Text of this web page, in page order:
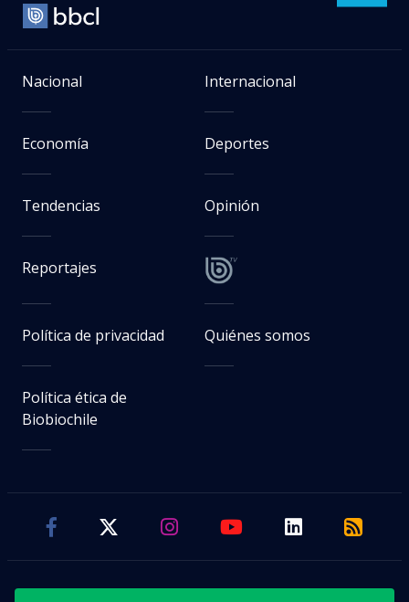
Nacional Internacional
Economía Deportes
Tendencias Opinión
Reportajes
Política de privacidad Quiénes somos
Política ética de
Biobiochile